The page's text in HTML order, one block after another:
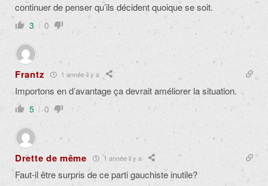
continuer de penser qu’ils décident quoique se soit.
3 0
Frantz 1 année il y a
Importons en d’avantage ça devrait améliorer la situation.
5 0
Drette de même 1 année il y a
Faut-il être surpris de ce parti gauchiste inutile?